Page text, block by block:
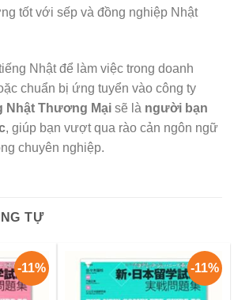
tốt với sếp và đồng nghiệp Nhật
Nhật để làm việc trong doanh
chuẩn bị ứng tuyển vào công ty
Nhật Thương Mại sẽ là người bạn
, giúp bạn vượt qua rào cản ngôn ngữ
chuyên nghiệp.
TỰ
-11% -11%